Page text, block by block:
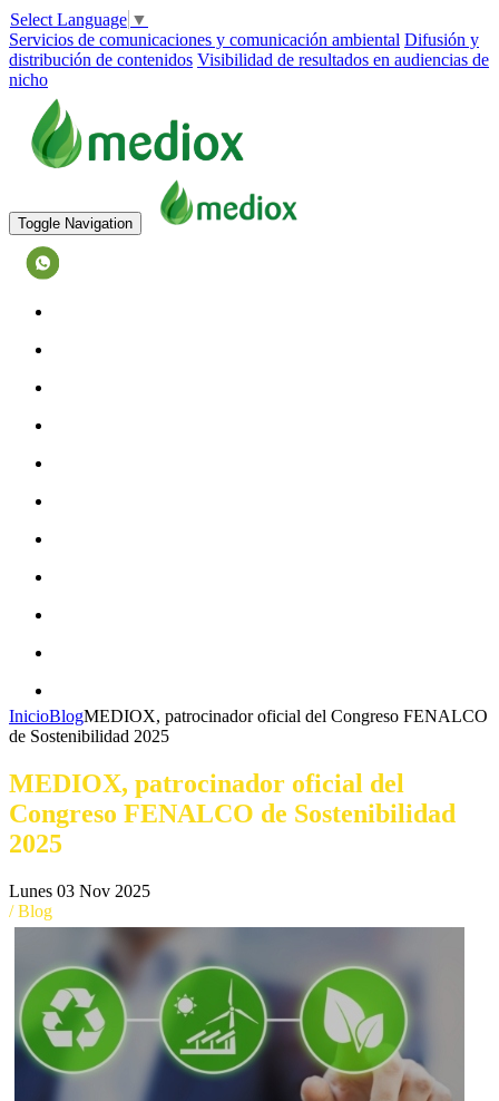
Select Language ▼
Servicios de comunicaciones y comunicación ambiental Difusión y
distribución de contenidos Visibilidad de resultados en audiencias de
nicho
Toggle Navigation
InicioBlogMEDIOX, patrocinador oficial del Congreso FENALCO
de Sostenibilidad 2025
MEDIOX, patrocinador oficial del
Congreso FENALCO de Sostenibilidad
2025
Lunes 03 Nov 2025
/ Blog